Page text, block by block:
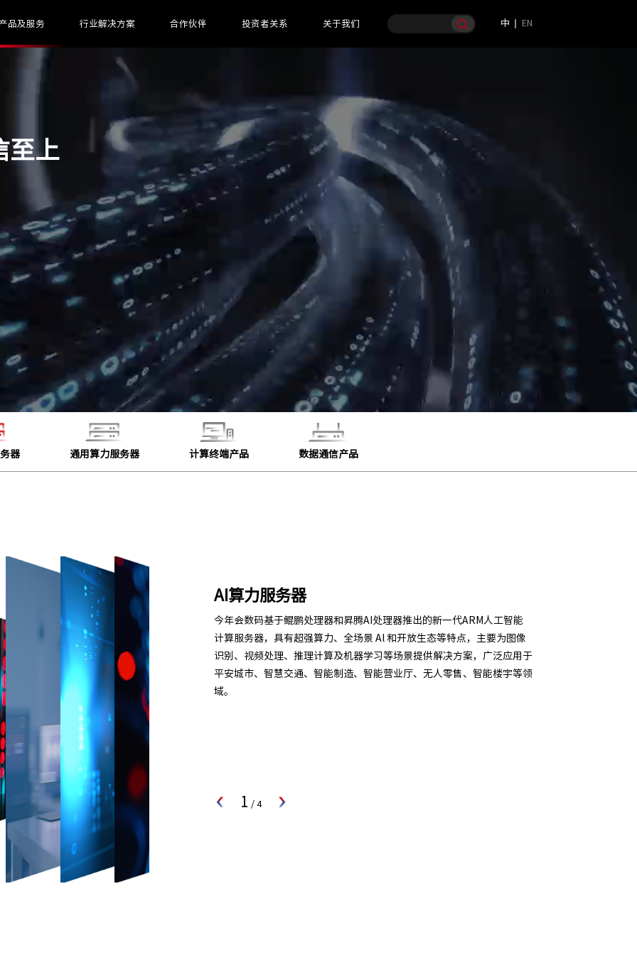
品及服务 行业解决方案 合作伙伴 投资者关系 关于我们 中 EN
至上
器 通用算力服务器 计算终端产品 数据通信产品
1 / 4
AI算力服务器
今年会数码基于鲲鹏处理器和昇腾AI处理器推出的新一代ARM人工智能
计算服务器，具有超强算力、全场景 Al 和开放生态等特点，主要为图像
识别、视频处理、推理计算及机器学习等场景提供解决方案，广泛应用于
平安城市、智慧交通、智能制造、智能营业厅、无人零售、智能楼宇等领
域。